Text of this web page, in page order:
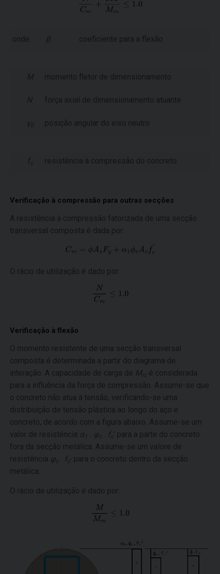
onde: β coeficiente para a flexão
M momento fletor de dimensionamento
N força axial de dimensionamento atuante
γ posição angular do eixo neutro
f resistência à compressão do concreto
Verificação à compressão para outras secções
A resistência à compressão fatorizada de uma secção
transversal composta é dada por:
O rácio de utilização é dado por:
Verificação à flexão
O momento resistente de uma secção transversal
composta é determinada a partir do diagrama de
interação. A capacidade de carga de Mrc
é considerada
para a influência da força de compressão. Assume-se que
o concreto não atua à tensão, verificando-se uma
distribuição de tensão plástica ao longo do aço e
concreto, de acordo com a figura abaixo. Assume-se um
valor de resistência α 1 . φ . f ' para a parte do concreto
fora da secção metálica. Assume-se um valore de
resistência φ . f ' para o concreto dentro da secção
metálica.
O rácio de utilização é dado por: